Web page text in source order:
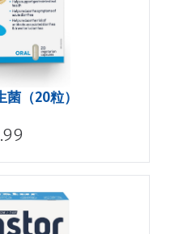
（20粒）